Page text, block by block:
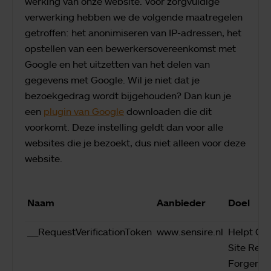
verwerking hebben we de volgende maatregelen
getroffen: het anonimiseren van IP-adressen, het
opstellen van een bewerkersovereenkomst met
Google en het uitzetten van het delen van
gegevens met Google. Wil je niet dat je
bezoekgedrag wordt bijgehouden? Dan kun je
een plugin van Google downloaden die dit
voorkomt. Deze instelling geldt dan voor alle
websites die je bezoekt, dus niet alleen voor deze
website.
Naam Aanbieder Doel
__RequestVerificationToken www.sensire.nl Helpt
Site
Forgery